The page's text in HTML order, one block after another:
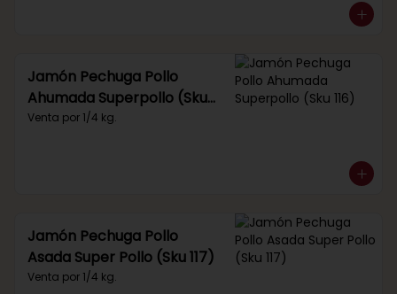
Jamón Pechuga Pollo
Ahumada Superpollo (Sku
116)
Venta por 1/4 kg.
Jamón Pechuga Pollo
Asada Super Pollo (Sku 117)
Venta por 1/4 kg.